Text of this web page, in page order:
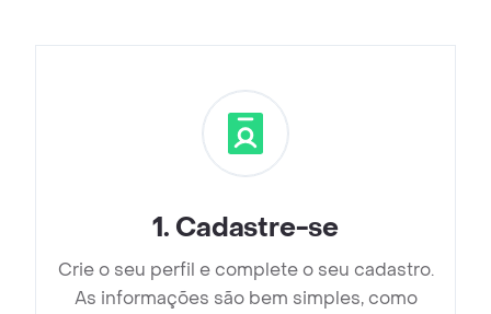
1. Cadastre-se
Crie o seu perfil e complete o seu cadastro.
As informações são bem simples, como